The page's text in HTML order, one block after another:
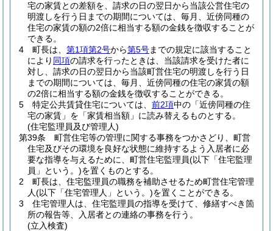
宅の家賃との差額を、請求の日の翌日から当該公営住宅の
明渡しを行う日までの期間については、毎月、近傍同種の
住宅の家賃の額の2倍に相当する額の金銭を徴収することが
できる。
4
町長は、 第1項第2号から第5号までの規定に該当すること
により 同項の請求を行ったときは、当該請求を受けた者に
対し、請求の日の翌日から当該町営住宅の明渡しを行う日
までの期間については、毎月、近傍同種の住宅の家賃の額
の2倍に相当する額の金銭を徴収することができる。
5
特定公共賃貸住宅については、 前2項中の「近傍同種の住
宅の家賃」を「家賃相当額」に読み替えるものとする。
(住宅監理員及び管理人)
第39条
町営住宅等の管理に関する事務をつかさどり、町営
住宅及びその環境を良好な状態に維持するよう入居者に必
要な指導を与えるために、町営住宅監理員(以下「住宅監理
員」という。)を置くものとする。
2
町長は、住宅監理員の職務を補助させるため町営住宅管理
人(以下「住宅管理人」という。)を置くことができる。
3
住宅管理人は、住宅監理員の指導を受けて、修繕すべき箇
所の報告等、入居者との連絡の事務を行う。
(立入検査)